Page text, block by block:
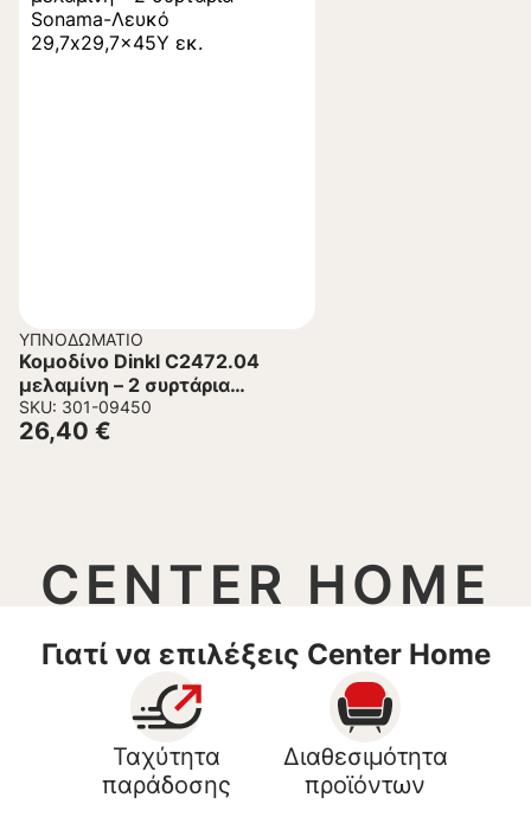
ΥΠΝΟΔΩΜΆΤΙΟ
Κομοδίνο Dinkl C2472.04
μελαμίνη – 2 συρτάρια
Sonama-Λευκό
29,7×29,7×45Υ εκ.
SKU: 301-09450
26,40 €
CENTER HOME
Γιατί να επιλέξεις Center Home
Ταχύτητα
παράδοσης
Διαθεσιμότητα
προϊόντων